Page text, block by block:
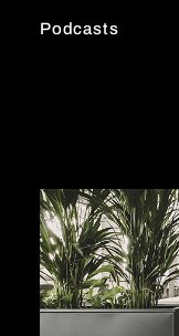
Podcasts